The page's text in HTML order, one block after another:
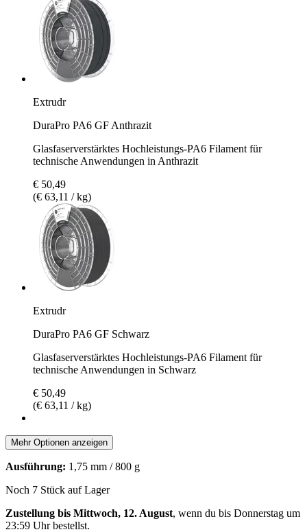
Extrudr
DuraPro PA6 GF Anthrazit
Glasfaserverstärktes Hochleistungs-PA6 Filament für
technische Anwendungen in Anthrazit
€ 50,49
(€ 63,11 / kg)
Extrudr
DuraPro PA6 GF Schwarz
Glasfaserverstärktes Hochleistungs-PA6 Filament für
technische Anwendungen in Schwarz
€ 50,49
(€ 63,11 / kg)
Mehr Optionen anzeigen
Ausführung: 1,75 mm / 800 g
Noch 7 Stück auf Lager
Zustellung bis Mittwoch, 12. August, wenn du bis Donnerstag um
23:59 Uhrbestellst.